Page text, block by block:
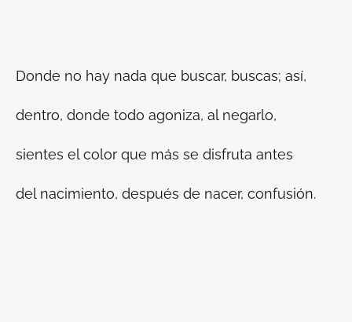
Donde no hay nada que buscar, buscas; así,
dentro, donde todo agoniza, al negarlo,
sientes el color que más se disfruta antes
del nacimiento, después de nacer, confusión.